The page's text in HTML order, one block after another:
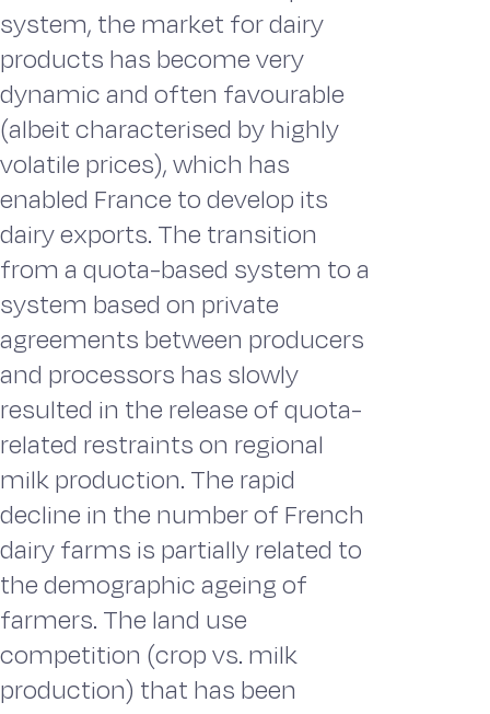
system, the market for dairy
products has become very
dynamic and often favourable
(albeit characterised by highly
volatile prices), which has
enabled France to develop its
dairy exports. The transition
from a quota-based system to a
system based on private
agreements between producers
and processors has slowly
resulted in the release of quota-
related restraints on regional
milk production. The rapid
decline in the number of French
dairy farms is partially related to
the demographic ageing of
farmers. The land use
competition (crop vs. milk
production) that has been